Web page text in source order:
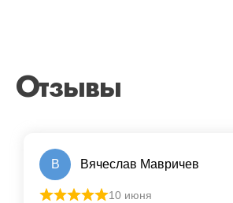
Отзывы
В Вячеслав Мавричев
10 июня